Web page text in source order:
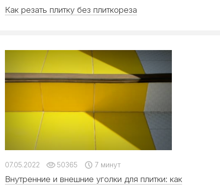
Как резать плитку без плиткореза
07.05.2022 50365 7 минут
Внутренние и внешние уголки для плитки: как